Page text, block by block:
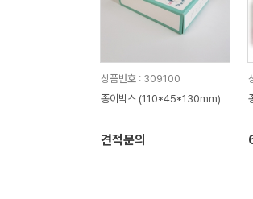
상품번호 : 309100
종이박스 (110*45*130mm)
견적문의